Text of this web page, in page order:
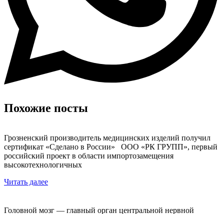
Похожие посты
Грозненский производитель медицинских изделий получил
сертификат «Сделано в России» ООО «РК ГРУПП», первый
российский проект в области импортозамещения
высокотехнологичных
Читать далее
Головной мозг — главный орган центральной нервной